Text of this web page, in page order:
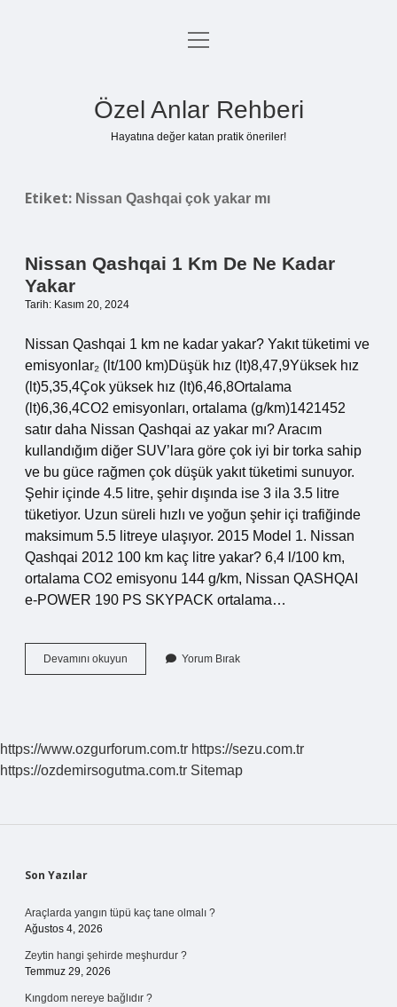
Anasayfa
menüyü
Özel Anlar Rehberi
Hayatına değer katan pratik öneriler!
Etiket: Nissan Qashqai çok yakar mı
Nissan Qashqai 1 Km De Ne Kadar
Yakar
Tarih: Kasım 20, 2024
Nissan Qashqai 1 km ne kadar yakar? Yakıt tüketimi ve
emisyonlar₂ (lt/100 km)Düşük hız (lt)8,47,9Yüksek hız
(lt)5,35,4Çok yüksek hız (lt)6,46,8Ortalama
(lt)6,36,4CO2 emisyonları, ortalama (g/km)1421452
satır daha Nissan Qashqai az yakar mı? Aracım
kullandığım diğer SUV’lara göre çok iyi bir torka sahip
ve bu güce rağmen çok düşük yakıt tüketimi sunuyor.
Şehir içinde 4.5 litre, şehir dışında ise 3 ila 3.5 litre
tüketiyor. Uzun süreli hızlı ve yoğun şehir içi trafiğinde
maksimum 5.5 litreye ulaşıyor. 2015 Model 1. Nissan
Qashqai 2012 100 km kaç litre yakar? 6,4 l/100 km,
ortalama CO2 emisyonu 144 g/km, Nissan QASHQAI
e-POWER 190 PS SKYPACK ortalama…
Devamını okuyun
Qashqai
Kadar
Yakar
Yorum Bırak
https://www.ozgurforum.com.tr https://sezu.com.tr
https://ozdemirsogutma.com.tr Sitemap
Sidebar
Son Yazılar
Araçlarda yangın tüpü kaç tane olmalı ?
Ağustos 4, 2026
Zeytin hangi şehirde meşhurdur ?
Temmuz 29, 2026
Kıngdom nereye bağlıdır ?